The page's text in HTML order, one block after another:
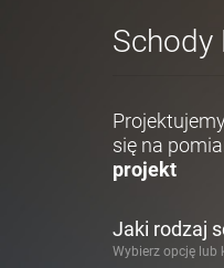
Schody
się na
projekt
Jaki rodzaj
Wybierz opcję lub